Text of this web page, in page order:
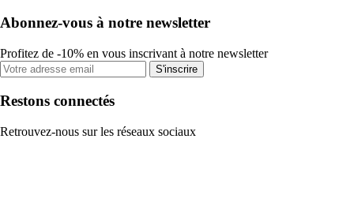
Abonnez-vous à notre newsletter
Profitez de -10% en vous inscrivant à notre newsletter
S'inscrire
Restons connectés
Retrouvez-nous sur les réseaux sociaux